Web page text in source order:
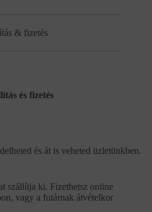
& fizetés
és fizetés
és át is veheted üzletünkben.
szállítja ki. Fizethetsz online
vagy a futárnak átvételkor